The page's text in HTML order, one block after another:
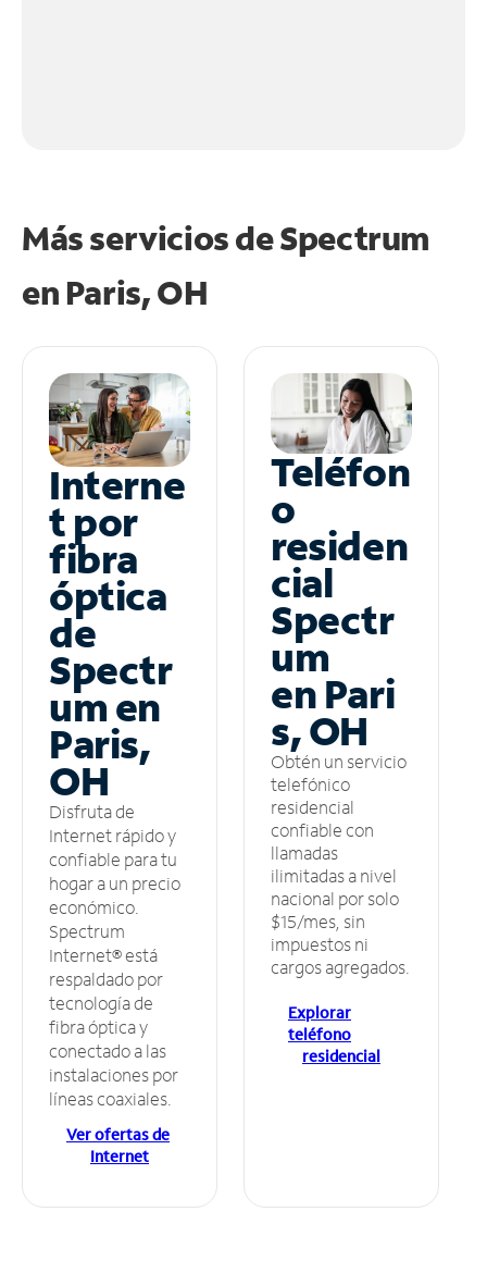
Más servicios de Spectrum
en Paris, OH
Interne
t por
fibra
óptica
de
Spectr
um en
Paris,
OH
Disfruta de
Internet rápido y
confiable para tu
hogar a un precio
económico.
Spectrum
Internet® está
respaldado por
tecnología de
fibra óptica y
conectado a las
instalaciones por
líneas coaxiales.
Ver ofertas de
Internet
Teléfon
o
residen
cial
Spectr
um
en Pari
s, OH
Obtén un servicio
telefónico
residencial
confiable con
llamadas
ilimitadas a nivel
nacional por solo
$15/mes, sin
impuestos ni
cargos agregados.
Explorar
teléfono
residencial